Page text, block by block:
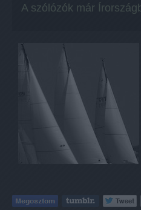
A szólózók már